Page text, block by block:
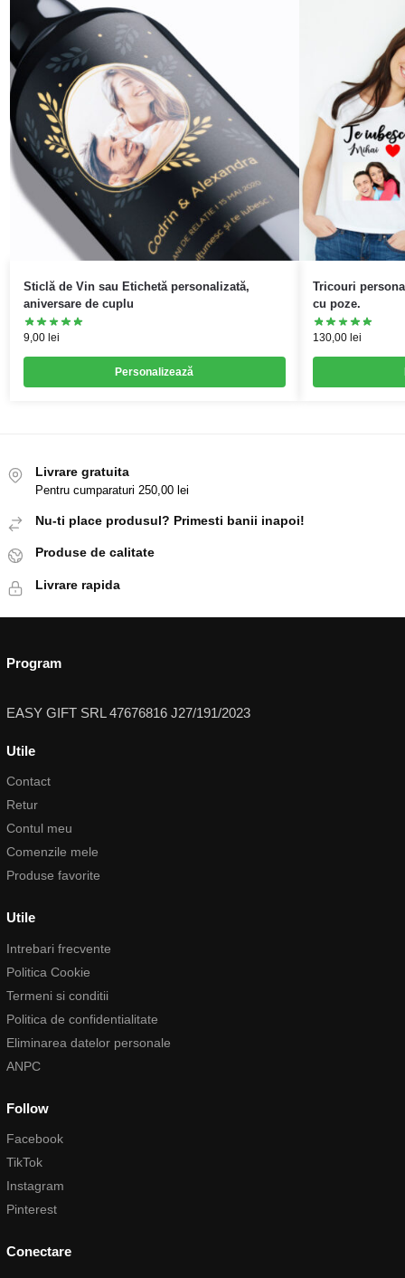
Sticlă de Vin sau Etichetă personalizată,
aniversare de cuplu
9,00 lei
Personalizează
Tricouri
cu poze.
130,00 lei
Livrare gratuita
Pentru cumparaturi 250,00 lei
Nu-ti place produsul? Primesti banii inapoi!
Produse de calitate
Livrare rapida
Program
EASY GIFT SRL 47676816 J27/191/2023
Utile
Contact
Retur
Contul meu
Comenzile mele
Produse favorite
Utile
Intrebari frecvente
Politica Cookie
Termeni si conditii
Politica de confidentialitate
Eliminarea datelor personale
ANPC
Follow
Facebook
TikTok
Instagram
Pinterest
Conectare